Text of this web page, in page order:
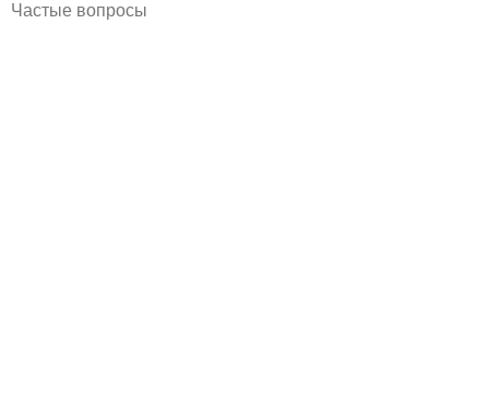
Частые вопросы